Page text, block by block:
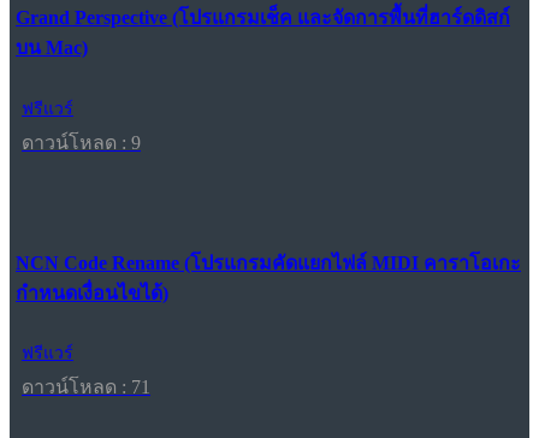
Grand Perspective (โปรแกรมเช็ค และจัดการพื้นที่ฮาร์ดดิสก์
บน Mac)
ฟรีแวร์
ดาวน์โหลด : 9
NCN Code Rename (โปรแกรมคัดแยกไฟล์ MIDI คาราโอเกะ
กำหนดเงื่อนไขได้)
ฟรีแวร์
ดาวน์โหลด : 71